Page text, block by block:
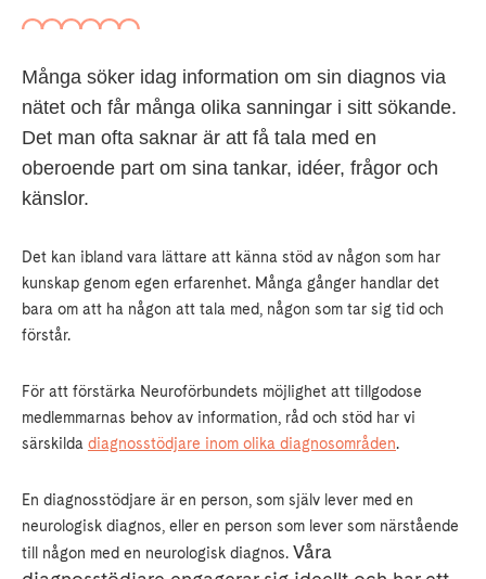
Många söker idag information om sin diagnos via
nätet och får många olika sanningar i sitt sökande.
Det man ofta saknar är att få tala med en
oberoende part om sina tankar, idéer, frågor och
känslor.
Det kan ibland vara lättare att känna stöd av någon som har
kunskap genom egen erfarenhet. Många gånger handlar det
bara om att ha någon att tala med, någon som tar sig tid och
förstår.
För att förstärka Neuroförbundets möjlighet att tillgodose
medlemmarnas behov av information, råd och stöd har vi
särskilda diagnosstödjare inom olika diagnosområden.
En diagnosstödjare är en person, som själv lever med en
neurologisk diagnos, eller en person som lever som närstående
till någon med en neurologisk diagnos. Våra